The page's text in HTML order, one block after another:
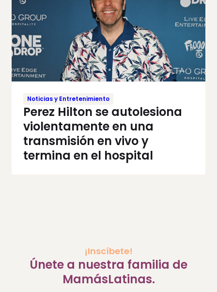
Noticias y Entretenimiento
Perez Hilton se autolesiona
violentamente en una
transmisión en vivo y
termina en el hospital
¡Inscíbete!
Únete a nuestra familia de
MamásLatinas.